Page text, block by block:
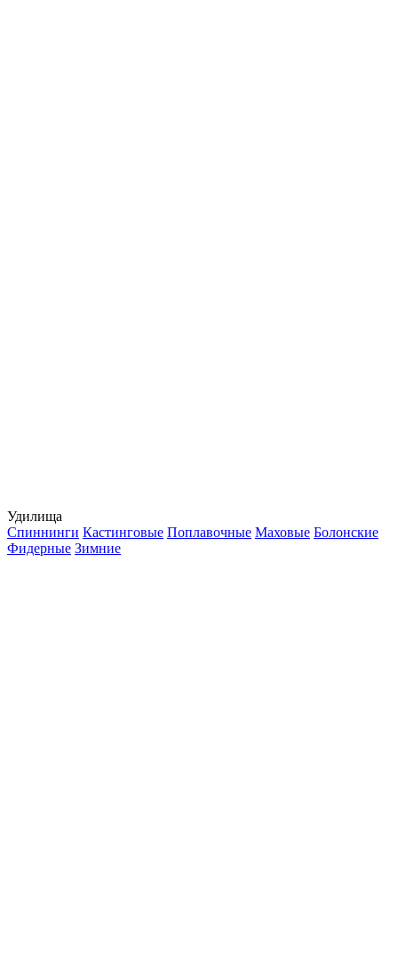
Удилища
Спиннинги Кастинговые Поплавочные Маховые Болонские
Фидерные Зимние